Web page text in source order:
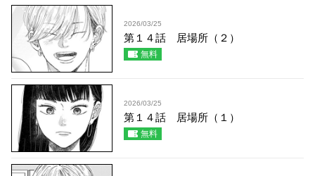
2026/03/25
第１４話 居場所（２）
無料
2026/03/25
第１４話 居場所（１）
無料